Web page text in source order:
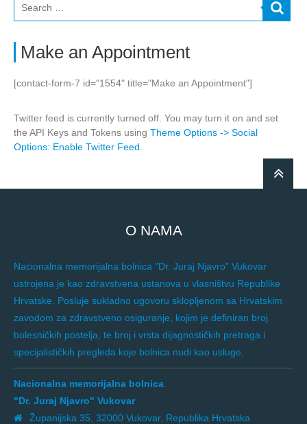
Make an Appointment
[contact-form-7 id="1554" title="Make an Appointment"]
Twitter feed is currently turned off. You may turn it on and set
the API Keys and Tokens using Theme Options -> Social
Options: Enable Twitter Feed
O NAMA
Nacionalna memorijalna bolnica "Dr. Juraj Njavro" Vukovar
ustrojena je kao zdravstvena ustanova u vlasništvu Republike
Hrvatske. Posluje sukladno ugovoru sklopljenom sa Hrvatskim
zavodom za zdravstveno osiguranje, kojim je definiran broj
bolesničkih postelja, te broj i vrsta dijagnostičkih pretraga i
specijalističkih pregleda koje bolnica nudi kao usluge.
Nacionalna memorijalna bolnica
"Dr. Juraj Njavro" Vukovar
Županijska 35, 32000 Vukovar, Republika Hrvatska